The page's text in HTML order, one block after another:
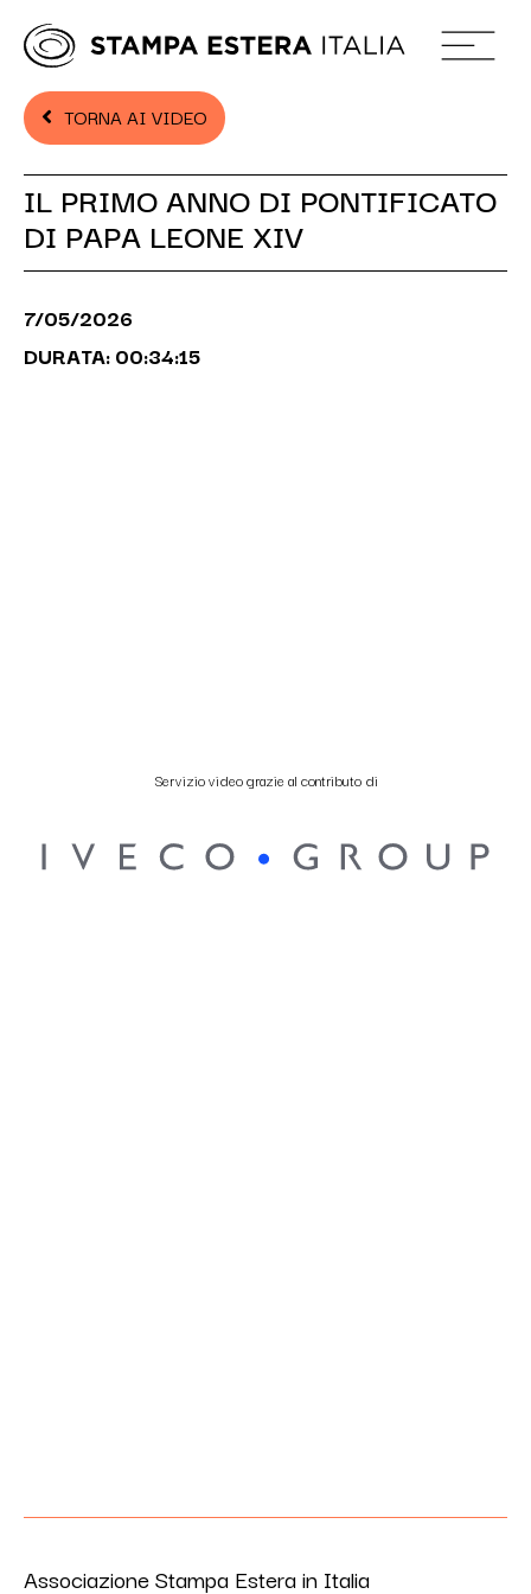
TORNA AI VIDEO
IL PRIMO ANNO DI PONTIFICATO
DI PAPA LEONE XIV
7/05/2026
DURATA: 00:34:15
Servizio video grazie al contributo di
Associazione Stampa Estera in Italia